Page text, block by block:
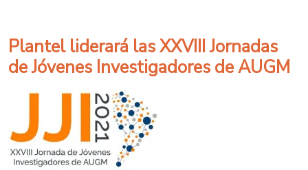
Plantel liderará las XXVIII Jornadas
de Jóvenes Investigadores de AUGM